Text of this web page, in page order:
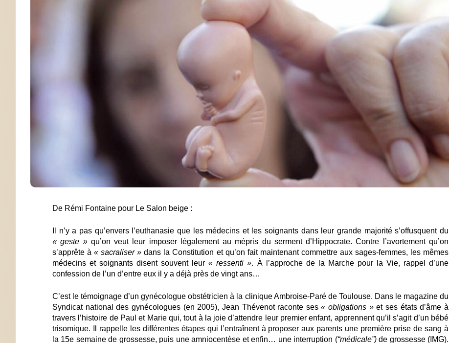
De Rémi Fontaine pour Le Salon beige :
Il n’y a pas qu’envers l’euthanasie que les médecins et les soignants dans leur grande majorité s’offusquent du
« geste »qu’on veut leur imposer légalement au mépris du serment d’Hippocrate. Contre l’avortement qu’on
s’apprête à« sacraliser » dans la Constitution et qu’on fait maintenant commettre aux sages-femmes, les mêmes
médecins et soignants disent souvent leur« ressenti ». À l’approche de la Marche pour la Vie, rappel d’une
confession de l’un d’entre eux il y a déjà près de vingt ans…
C’est le témoignage d’un gynécologue obstétricien à la clinique Ambroise-Paré de Toulouse. Dans le magazine du
Syndicat national des gynécologues (en 2005), Jean Thévenot raconte ses« obligations »et ses états d’âme à
travers l’histoire de Paul et Marie qui, tout à la joie d’attendre leur premier enfant, apprennent qu’il s’agit d’un bébé
trisomique. Il rappelle les différentes étapes qui l’entraînent à proposer aux parents une première prise de sang à
la 15e semaine de grossesse, puis une amniocentèse et enfin… une interruption (“médicale”)de grossesse (IMG).